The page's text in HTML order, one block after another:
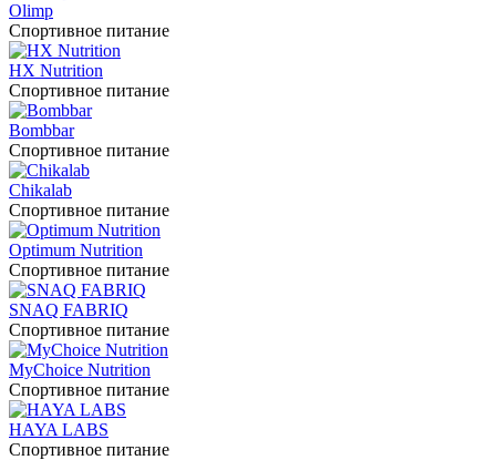
Olimp
Спортивное питание
HX Nutrition
Спортивное питание
Bombbar
Спортивное питание
Chikalab
Спортивное питание
Optimum Nutrition
Спортивное питание
SNAQ FABRIQ
Спортивное питание
MyChoice Nutrition
Спортивное питание
HAYA LABS
Спортивное питание